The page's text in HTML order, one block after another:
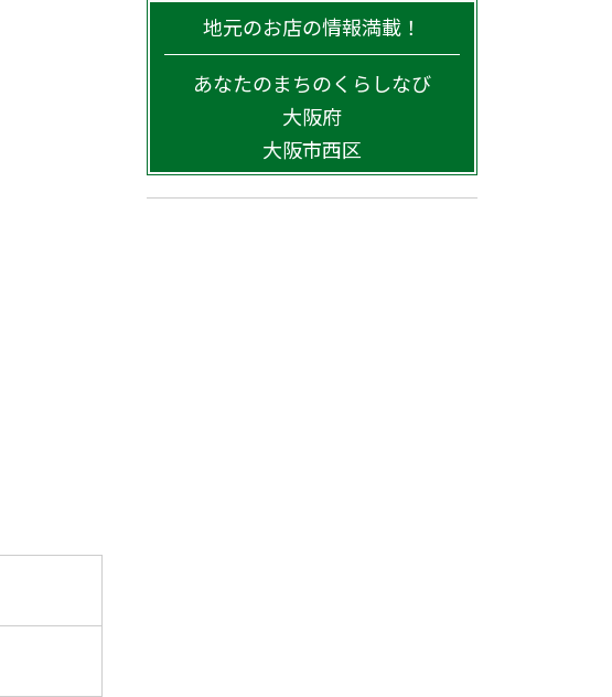
地元のお店の情報満載！
あなたのまちのくらしなび
大阪府
大阪市西区